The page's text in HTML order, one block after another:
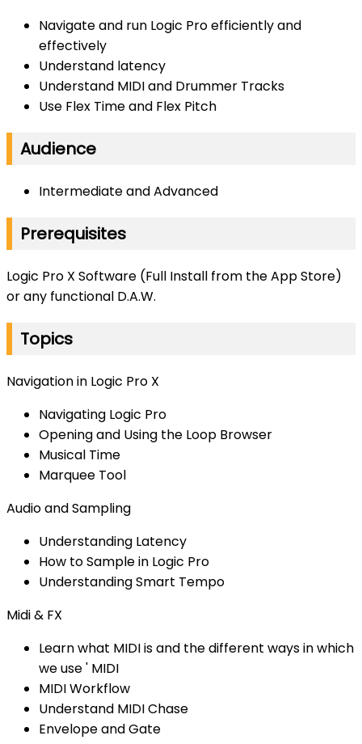
Navigate and run Logic Pro efficiently and
effectively
Understand latency
Understand MIDI and Drummer Tracks
Use Flex Time and Flex Pitch
Audience
Intermediate and Advanced
Prerequisites
Logic Pro X Software (Full Install from the App Store)
or any functional D.A.W.
Topics
Navigation in Logic Pro X
Navigating Logic Pro
Opening and Using the Loop Browser
Musical Time
Marquee Tool
Audio and Sampling
Understanding Latency
How to Sample in Logic Pro
Understanding Smart Tempo
Midi & FX
Learn what MIDI is and the different ways in which
we use ' MIDI
MIDI Workflow
Understand MIDI Chase
Envelope and Gate